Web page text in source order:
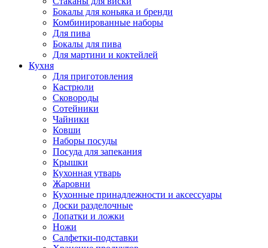
Бокалы для коньяка и бренди
Комбинированные наборы
Для пива
Бокалы для пива
Для мартини и коктейлей
Кухня
Для приготовления
Кастрюли
Сковороды
Сотейники
Чайники
Ковши
Наборы посуды
Посуда для запекания
Крышки
Кухонная утварь
Жаровни
Кухонные принадлежности и аксессуары
Доски разделочные
Лопатки и ложки
Ножи
Салфетки-подставки